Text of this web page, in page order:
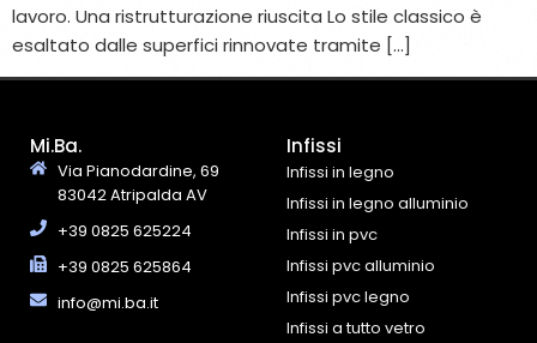
lavoro. Una ristrutturazione riuscita Lo stile classico è
esaltato dalle superfici rinnovate tramite […]
Mi.Ba.
Via Pianodardine, 69
83042 Atripalda AV
+39 0825 625224
+39 0825 625864
info@mi.ba.it
Infissi
Infissi in legno
Infissi in legno alluminio
Infissi in pvc
Infissi pvc alluminio
Infissi pvc legno
Infissi a tutto vetro